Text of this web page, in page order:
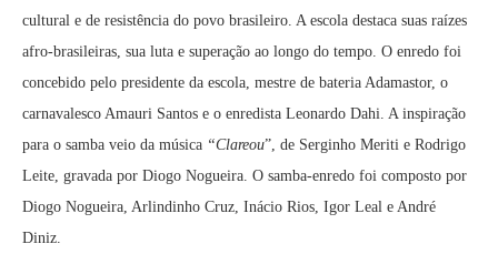
cultural e de resistência do povo brasileiro. A escola destaca suas raízes
afro-brasileiras, sua luta e superação ao longo do tempo. O enredo foi
concebido pelo presidente da escola, mestre de bateria Adamastor, o
carnavalesco Amauri Santos e o enredista Leonardo Dahi. A inspiração
para o samba veio da música “Clareou”, de Serginho Meriti e Rodrigo
Leite, gravada por Diogo Nogueira. O samba-enredo foi composto por
Diogo Nogueira, Arlindinho Cruz, Inácio Rios, Igor Leal e André
Diniz.